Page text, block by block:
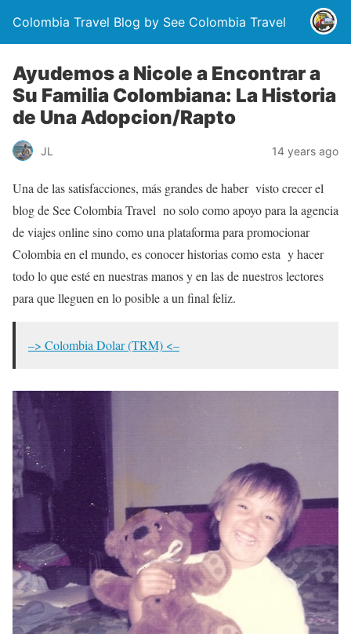
Colombia Travel Blog by See Colombia Travel
Ayudemos a Nicole a Encontrar a
Su Familia Colombiana: La Historia
de Una Adopcion/Rapto
JL 14 years ago
Una de las satisfacciones, más grandes de haber visto crecer el
blog de See Colombia Travel no solo como apoyo para la agencia
de viajes online sino como una plataforma para promocionar
Colombia en el mundo, es conocer historias como esta y hacer
todo lo que esté en nuestras manos y en las de nuestros lectores
para que lleguen en lo posible a un final feliz.
–> Colombia Dolar (TRM) <–